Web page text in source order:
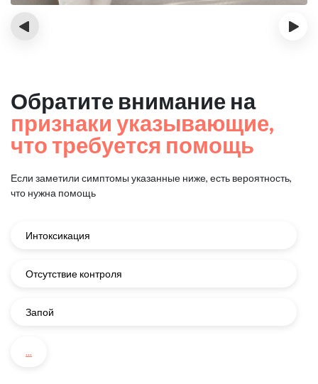
‹ ›
Обратите внимание на
признаки указывающие,
что требуется помощь
Если заметили симптомы указанные ниже, есть вероятность,
что нужна помощь
Интоксикация
Отсутствие контроля
Запой
...